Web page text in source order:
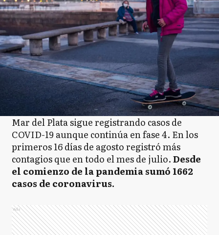
Mar del Plata sigue registrando casos de
COVID-19 aunque continúa en fase 4. En los
primeros 16 días de agosto registró más
contagios que en todo el mes de julio.Desde
el comienzo de la pandemia sumó 1662
casos de coronavirus.
Ads